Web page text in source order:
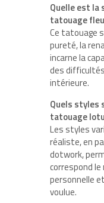
Quelle est la
tatouage
Ce tatouage
pureté, la
incarne la
des
intérieure.
Quels styles
tatouage
Les styles
réaliste, en
dotwork,
correspond
personnelle
voulue.